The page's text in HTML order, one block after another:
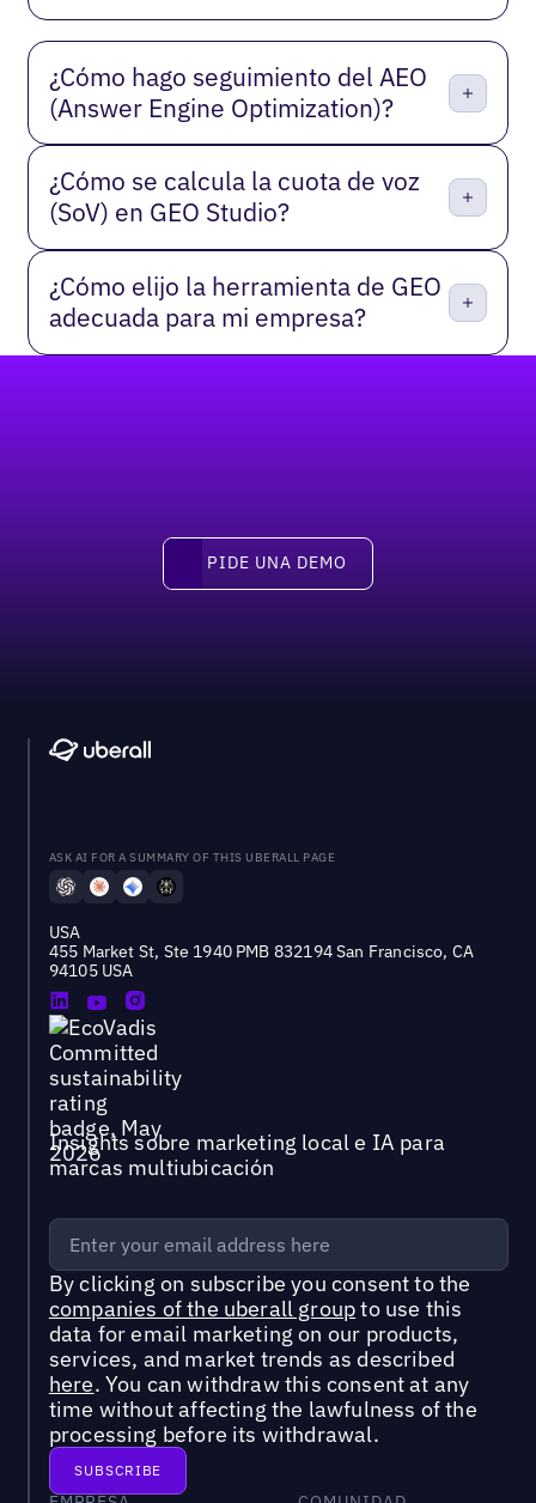
¿Cómo hago seguimiento del AEO
(Answer Engine Optimization)?
¿Cómo se calcula la cuota de voz
(SoV) en GEO Studio?
¿Cómo elijo la herramienta de GEO
adecuada para mi empresa?
pide una demo
PIDE UNA DEMO
ASK AI FOR A SUMMARY OF THIS UBERALL PAGE
USA
455 Market St, Ste 1940 PMB 832194 San Francisco, CA
94105 USA
Insights sobre marketing local e IA para
marcas multiubicación
By clicking on subscribe you consent to the
companies of the uberall groupto use this
data for email marketing on our products,
services, and market trends as described
here. You can withdraw this consent at any
time without affecting the lawfulness of the
processing before its withdrawal.